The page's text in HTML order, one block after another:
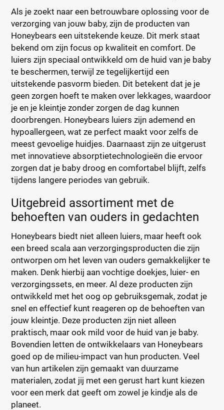
Als je zoekt naar een betrouwbare oplossing voor de
verzorging van jouw baby, zijn de producten van
Honeybears een uitstekende keuze. Dit merk staat
bekend om zijn focus op kwaliteit en comfort. De
luiers zijn speciaal ontwikkeld om de huid van je baby
te beschermen, terwijl ze tegelijkertijd een
uitstekende pasvorm bieden. Dit betekent dat je je
geen zorgen hoeft te maken over lekkages, waardoor
je en je kleintje zonder zorgen de dag kunnen
doorbrengen. Honeybears luiers zijn ademend en
hypoallergeen, wat ze perfect maakt voor zelfs de
meest gevoelige huidjes. Daarnaast zijn ze uitgerust
met innovatieve absorptietechnologieën die ervoor
zorgen dat je baby droog en comfortabel blijft, zelfs
tijdens langere periodes van gebruik.
Uitgebreid assortiment met de
behoeften van ouders in gedachten
Honeybears biedt niet alleen luiers, maar heeft ook
een breed scala aan verzorgingsproducten die zijn
ontworpen om het leven van ouders gemakkelijker te
maken. Denk hierbij aan vochtige doekjes, luier- en
verzorgingssets, en meer. Al deze producten zijn
ontwikkeld met het oog op gebruiksgemak, zodat je
snel en effectief kunt reageren op de behoeften van
jouw kleintje. Deze producten zijn niet alleen
praktisch, maar ook mild voor de huid van je baby.
Bovendien letten de ontwikkelaars van Honeybears
goed op de milieu-impact van hun producten. Veel
van hun artikelen zijn gemaakt van duurzame
materialen, zodat jij met een gerust hart kunt kiezen
voor een merk dat geeft om zowel je kindje als de
planeet.